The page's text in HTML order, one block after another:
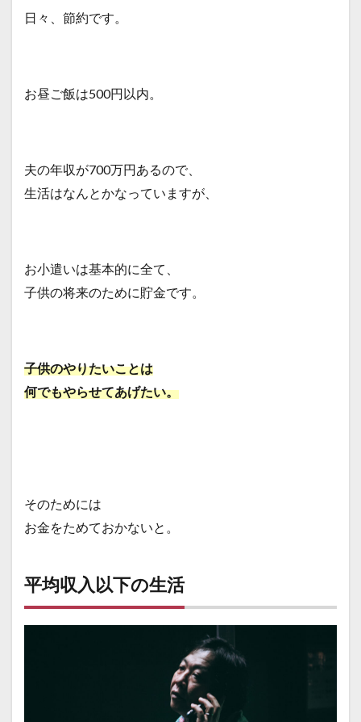
日々、節約です。
お昼ご飯は500円以内。
夫の年収が700万円あるので、
生活はなんとかなっていますが、
お小遣いは基本的に全て、
子供の将来のために貯金です。
子供のやりたいことは
何でもやらせてあげたい。
そのためには
お金をためておかないと。
平均収入以下の生活